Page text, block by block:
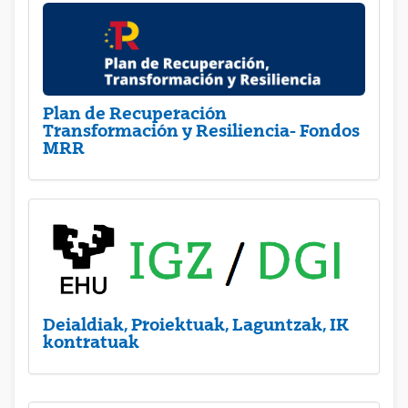
Plan de Recuperación
Transformación y Resiliencia- Fondos
MRR
Deialdiak, Proiektuak, Laguntzak, IK
kontratuak